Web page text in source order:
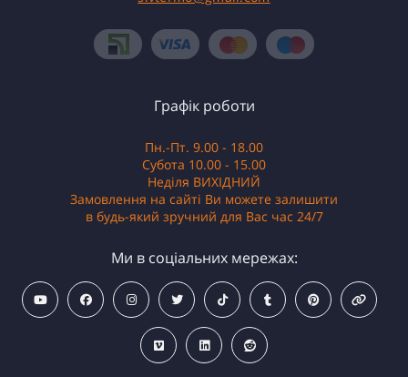
Графік роботи
Пн.-Пт. 9.00 - 18.00
Субота 10.00 - 15.00
Неділя ВИХІДНИЙ
Замовлення на сайті Ви можете залишити
в будь-який зручний для Вас час 24/7
Ми в соціальних мережах: